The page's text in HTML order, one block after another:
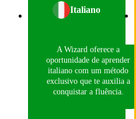
Italiano
A Wizard oferece a
oportunidade de aprender
italiano com um método
exclusivo que te auxilia a
conquistar a fluência.